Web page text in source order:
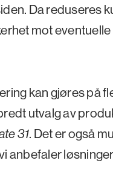
Da reduseres
mot
kan gjøres på
utvalg av
31. Det er også
anbefaler